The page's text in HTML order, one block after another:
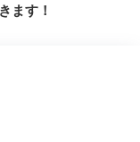
ます！